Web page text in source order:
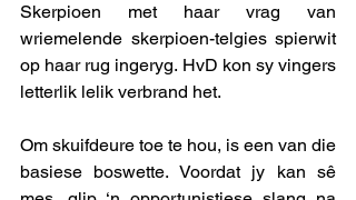
Skerpioen met haar vrag van
wriemelende skerpioen-telgies spierwit
op haar rug ingeryg. HvD kon sy vingers
letterlik lelik verbrand het.
Om skuifdeure toe te hou, is een van die
basiese boswette. Voordat jy kan sê